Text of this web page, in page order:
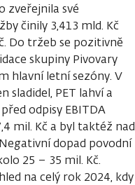
zveřejnila své
činily 3,413 mld. Kč
Do tržeb se pozitivně
skupiny Pivovary
hlavní letní sezóny. V
sladidel, PET lahví a
odpisy EBITDA
mil. Kč a byl taktéž nad
dopad povodní
25 – 35 mil. Kč.
na celý rok 2024, kdy